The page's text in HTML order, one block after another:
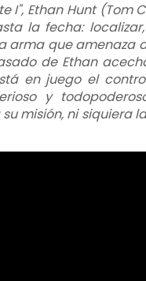
I", Ethan Hunt (Tom
la fecha:
arma que amenaza
de Ethan
en juego el
y
misión, ni siquiera